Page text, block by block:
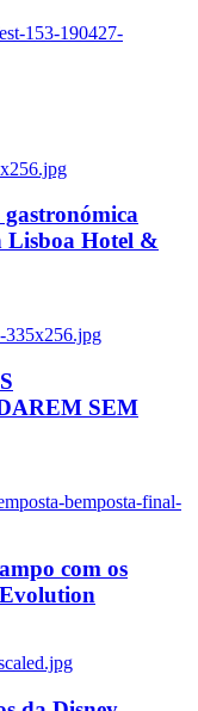
153-190427-
gastronómica
Lisboa Hotel &
335x256.jpg
SEM
bemposta-final-
com os